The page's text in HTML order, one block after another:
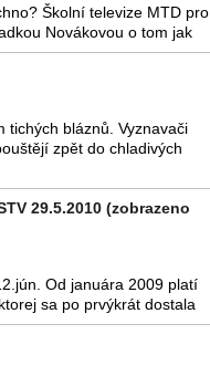
Školní televize MTD pro
Novákovou o tom jak
tichých bláznů. Vyznavači
zpět do chladivých
29.5.2010 (zobrazeno
Od januára 2009 platí
sa po prvýkrát dostala